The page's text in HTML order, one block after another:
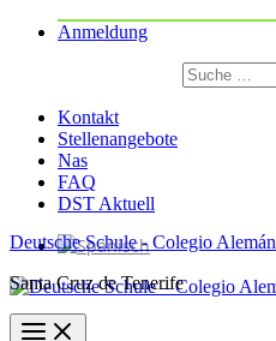
Anmeldung
Suchen
nach:
Kontakt
Stellenangebote
Nas
FAQ
DST Aktuell
Deutsche Schule - Colegio Alemán
Santa Cruz de Tenerife